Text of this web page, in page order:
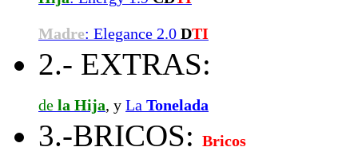
Madre: Elegance 2.0 DTI
2.- EXTRAS:
de la Hija, y La Tonelada
3.-BRICOS: Bricos